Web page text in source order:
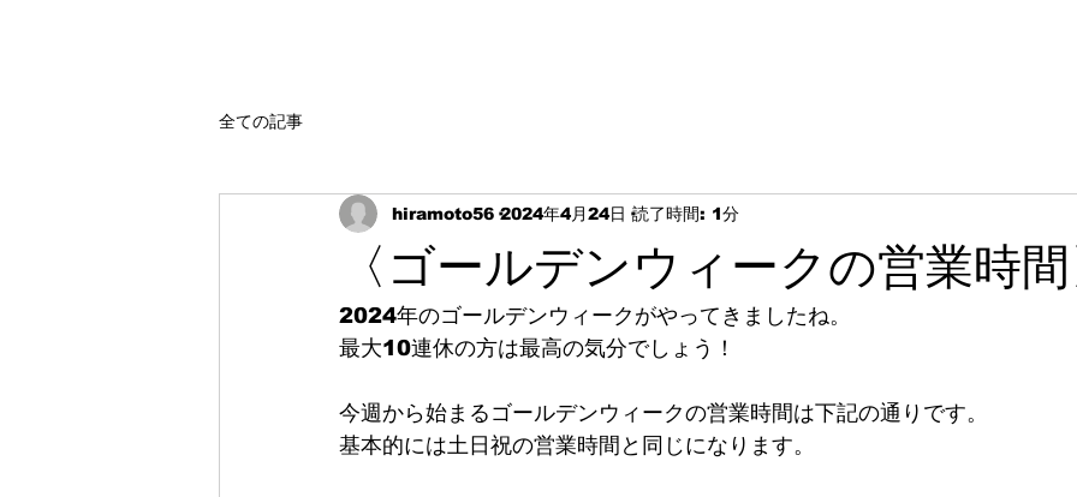
全ての記事
〈ゴールデンウィークの営業時
hiramoto56 2024年4月24日 読了時間: 1分
2024年のゴールデンウィークがやってきましたね。
最大10連休の方は最高の気分でしょう！
今週から始まるゴールデンウィークの営業時間は下記の通りです。
基本的には土日祝の営業時間と同じになります。